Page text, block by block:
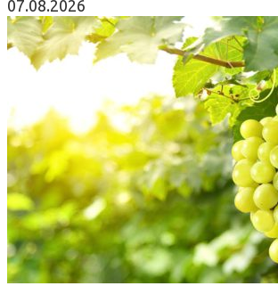
07.08.2026